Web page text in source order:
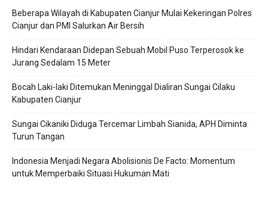
Beberapa Wilayah di Kabupaten Cianjur Mulai Kekeringan Polres
Cianjur dan PMI Salurkan Air Bersih
Hindari Kendaraan Didepan Sebuah Mobil Puso Terperosok ke
Jurang Sedalam 15 Meter
Bocah Laki-laki Ditemukan Meninggal Dialiran Sungai Cilaku
Kabupaten Cianjur
Sungai Cikaniki Diduga Tercemar Limbah Sianida, APH Diminta
Turun Tangan
‎Indonesia Menjadi Negara Abolisionis De Facto: Momentum
untuk Memperbaiki Situasi Hukuman Mati